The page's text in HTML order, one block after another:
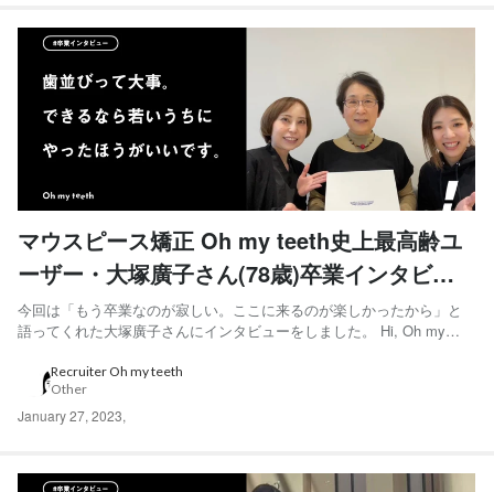
マウスピース矯正 Oh my teeth史上最高齢ユ
ーザー・大塚廣子さん(78歳)卒業インタビュ
ー
今回は「もう卒業なのが寂しい。ここに来るのが楽しかったから」と
語ってくれた大塚廣子さんにインタビューをしました。 Hi, Oh my
my teeth利用ユーザーのインタビュー記事を連載しています。 過去の
記事はこちら から ◆大...
Recruiter Oh my teeth
Other
January 27, 2023,